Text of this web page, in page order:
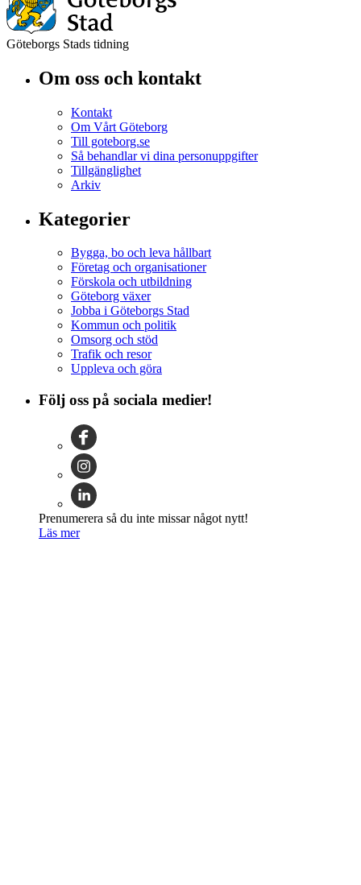
Göteborgs Stads tidning
Om oss och kontakt
Kontakt
Om Vårt Göteborg
Till goteborg.se
Så behandlar vi dina personuppgifter
Tillgänglighet
Arkiv
Kategorier
Bygga, bo och leva hållbart
Företag och organisationer
Förskola och utbildning
Göteborg växer
Jobba i Göteborgs Stad
Kommun och politik
Omsorg och stöd
Trafik och resor
Uppleva och göra
Följ oss på sociala medier!
Prenumerera så du inte missar något nytt!
Läs mer